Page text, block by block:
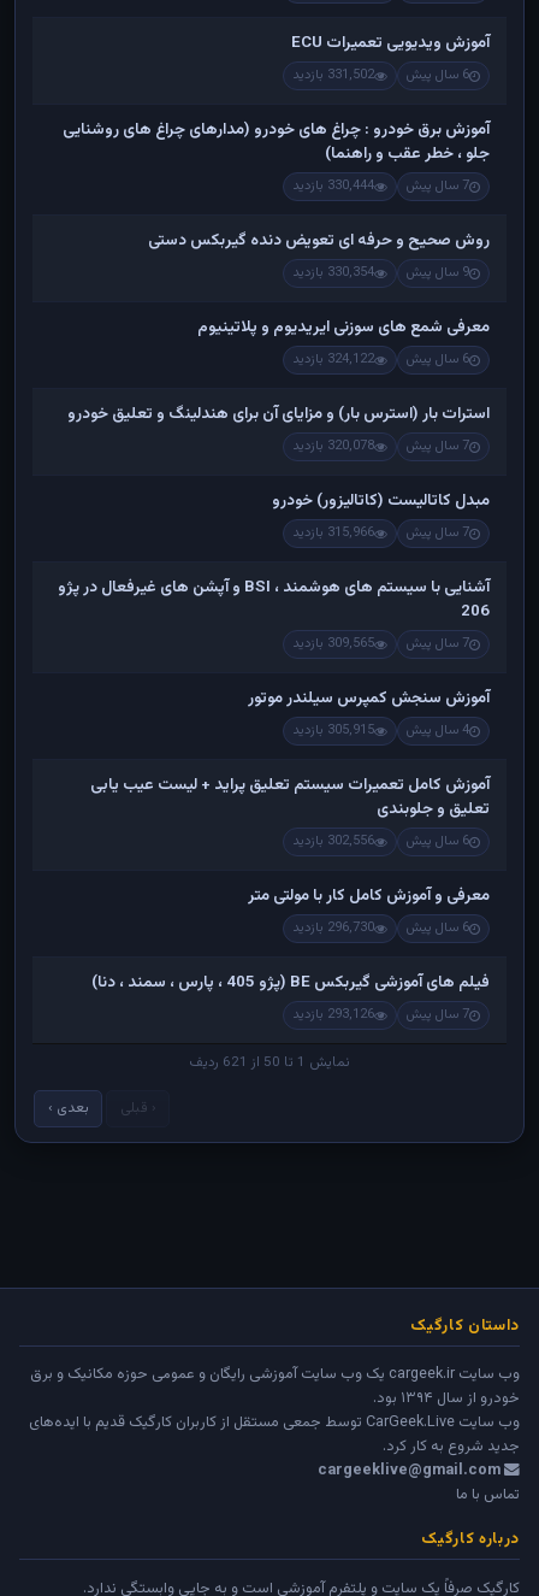
آموزش ویدیویی تعمیرات ECU
6 سال پیش 331,502 بازدید
آموزش برق خودرو : چراغ های خودرو (مدارهای چراغ های روشنایی
جلو ، خطر عقب و راهنما)
7 سال پیش 330,444 بازدید
روش صحیح و حرفه ای تعویض دنده گیربکس دستی
9 سال پیش 330,354 بازدید
معرفی شمع های سوزنی ایریدیوم و پلاتینیوم
6 سال پیش 324,122 بازدید
استرات بار (استرس بار) و مزایای آن برای هندلینگ و تعلیق خودرو
7 سال پیش 320,078 بازدید
مبدل کاتالیست (کاتالیزور) خودرو
7 سال پیش 315,966 بازدید
آشنایی با سیستم های هوشمند ، BSI و آپشن های غیرفعال در پژو
206
7 سال پیش 309,565 بازدید
آموزش سنجش کمپرس سیلندر موتور
4 سال پیش 305,915 بازدید
آموزش کامل تعمیرات سیستم تعلیق پراید + لیست عیب یابی
تعلیق و جلوبندی
6 سال پیش 302,556 بازدید
معرفی و آموزش کامل کار با مولتی متر
6 سال پیش 296,730 بازدید
فیلم های آموزشی گیربکس BE (پژو 405 ، پارس ، سمند ، دنا)
7 سال پیش 293,126 بازدید
نمایش 1 تا 50 از 621 ردیف
‹ قبلی بعدی ›
داستان کارگیک
وب سایت cargeek.ir یک وب سایت آموزشی رایگان و عمومی حوزه مکانیک و برق
خودرو از سال ۱۳۹۴ بود.
وب سایت CarGeek.Live توسط جمعی مستقل از کاربران کارگیک قدیم با ایده‌های
جدید شروع به کار کرد.
cargeeklive@gmail.com
تماس با ما
درباره کارگیک
کارگیک صرفاً یک سایت و پلتفرم آموزشی است و به جایی وابستگی ندارد.